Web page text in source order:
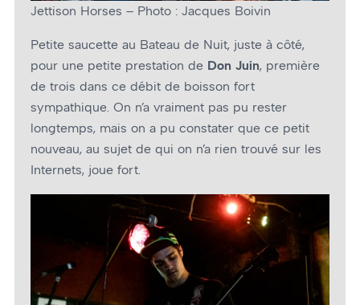
Jettison Horses – Photo : Jacques Boivin
Petite saucette au Bateau de Nuit, juste à côté,
pour une petite prestation de Don Juin, première
de trois dans ce débit de boisson fort
sympathique. On n’a vraiment pas pu rester
longtemps, mais on a pu constater que ce petit
nouveau, au sujet de qui on n’a rien trouvé sur les
Internets, joue fort.